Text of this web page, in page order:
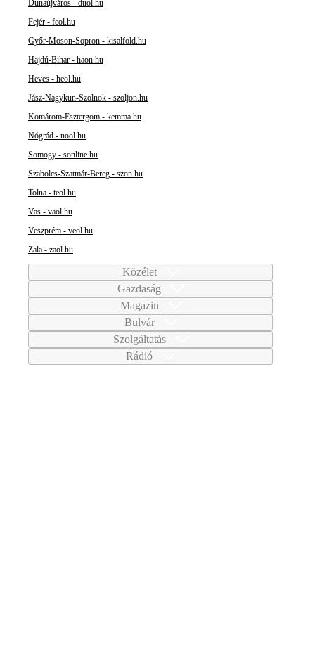
Dunaújváros - duol.hu
Fejér - feol.hu
Győr-Moson-Sopron - kisalfold.hu
Hajdú-Bihar - haon.hu
Heves - heol.hu
Jász-Nagykun-Szolnok - szoljon.hu
Komárom-Esztergom - kemma.hu
Nógrád - nool.hu
Somogy - sonline.hu
Szabolcs-Szatmár-Bereg - szon.hu
Tolna - teol.hu
Vas - vaol.hu
Veszprém - veol.hu
Zala - zaol.hu
Közélet
Gazdaság
Magazin
Bulvár
Szolgáltatás
Rádió